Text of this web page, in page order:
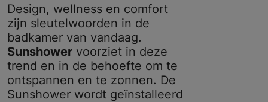
Design, wellness en comfort
zijn sleutelwoorden in de
badkamer van vandaag.
Sunshower voorziet in deze
trend en in de behoefte om te
ontspannen en te zonnen. De
Sunshower wordt geïnstalleerd